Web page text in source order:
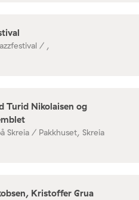
/ ,
Turid Nikolaisen og
Skreia / Pakkhuset, Skreia
Kristoffer Grua